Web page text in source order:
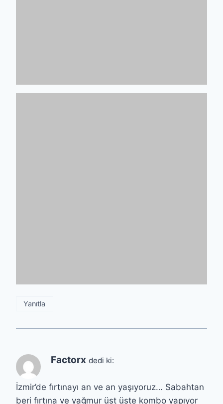
Yanıtla
Factorx dedi ki:
İzmir’de fırtınayı an ve an yaşıyoruz… Sabahtan
beri fırtına ve yağmur üst üste kombo yapıyor